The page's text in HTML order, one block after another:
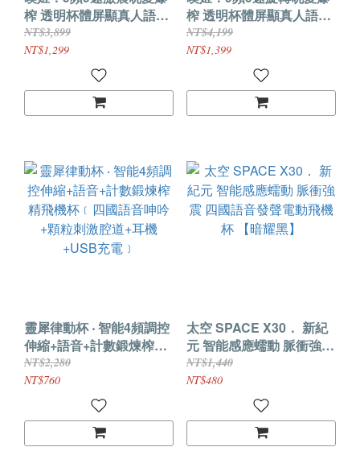
榨 透明杯體屏顯真人語音
手把飛機杯【震動吮吸
款】
NT$3,899
NT$1,299
榨 透明杯體屏顯真人語音
手把飛機杯【旋轉吮吸
款】
NT$4,199
NT$1,399
靈犀律動杯 ‧ 智能4頻調控
伸縮+語音+計數鍛煉榨精
飛機杯﹝四國語音呻吟+顆
粒刺激腔道+耳機+USB充
NT$2,280
NT$760
太空 SPACE X30． 新紀
元 智能感應蠕動 脈衝強震
四國語音發聲電動飛機杯
【暗耀黑】
NT$1,440
NT$480